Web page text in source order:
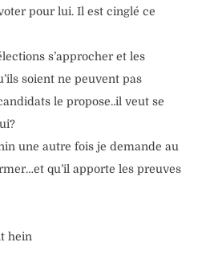
pour lui. Il est cinglé ce
s’approcher et les
soient ne peuvent pas
le propose..il veut se
une autre fois je demande au
qu’il apporte les preuves
hein